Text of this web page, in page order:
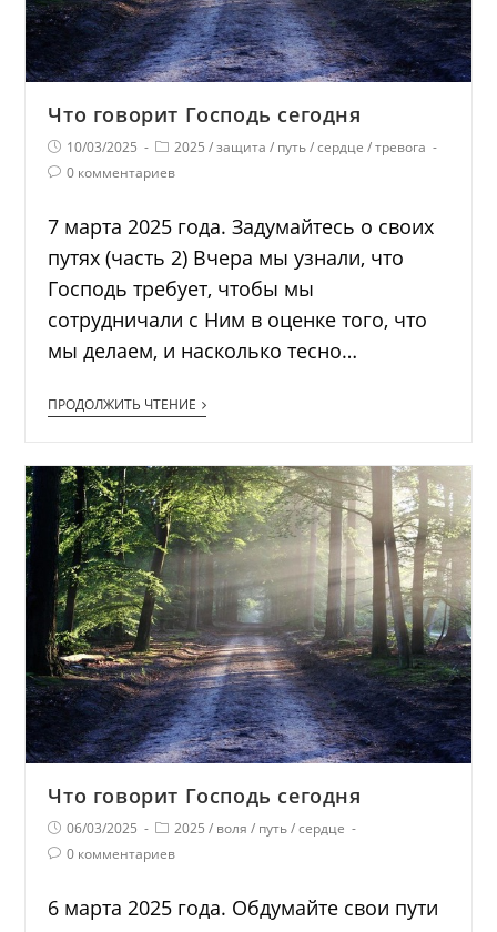
Что говорит Господь сегодня
10/03/2025 2025 / защита / путь / сердце / тревога
0 комментариев
7 марта 2025 года. Задумайтесь о своих
путях (часть 2) Вчера мы узнали, что
Господь требует, чтобы мы
сотрудничали с Ним в оценке того, что
мы делаем, и насколько тесно…
ПРОДОЛЖИТЬ ЧТЕНИЕ
Что говорит Господь сегодня
06/03/2025 2025 / воля / путь / сердце
0 комментариев
6 марта 2025 года. Обдумайте свои пути